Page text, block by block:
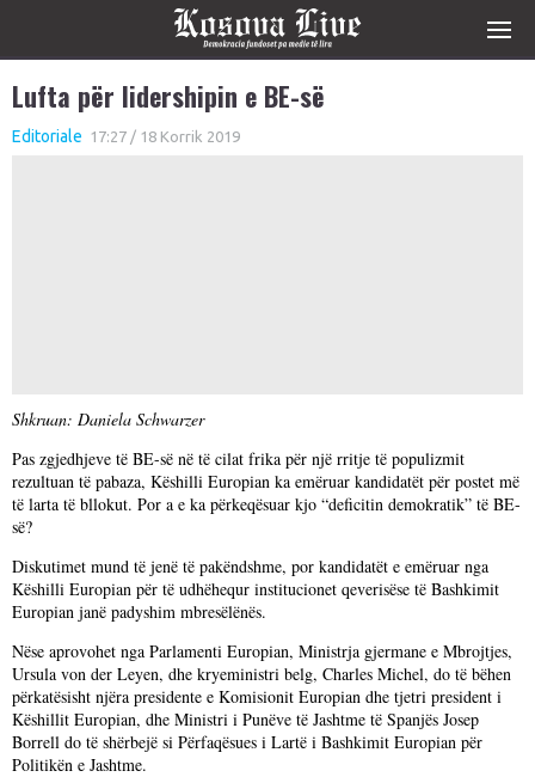
Lufta për lidershipin e BE-së
Editoriale 17:27 / 18 Korrik 2019
Shkruan: Daniela Schwarzer
Pas zgjedhjeve të BE-së në të cilat frika për një rritje të populizmit
rezultuan të pabaza, Këshilli Europian ka emëruar kandidatët për postet më
të larta të bllokut. Por a e ka përkeqësuar kjo “deficitin demokratik” të BE-
së?
Diskutimet mund të jenë të pakëndshme, por kandidatët e emëruar nga
Këshilli Europian për të udhëhequr institucionet qeverisëse të Bashkimit
Europian janë padyshim mbresëlënës.
Nëse aprovohet nga Parlamenti Europian, Ministrja gjermane e Mbrojtjes,
Ursula von der Leyen, dhe kryeministri belg, Charles Michel, do të bëhen
përkatësisht njëra presidente e Komisionit Europian dhe tjetri president i
Këshillit Europian, dhe Ministri i Punëve të Jashtme të Spanjës Josep
Borrell do të shërbejë si Përfaqësues i Lartë i Bashkimit Europian për
Politikën e Jashtme.